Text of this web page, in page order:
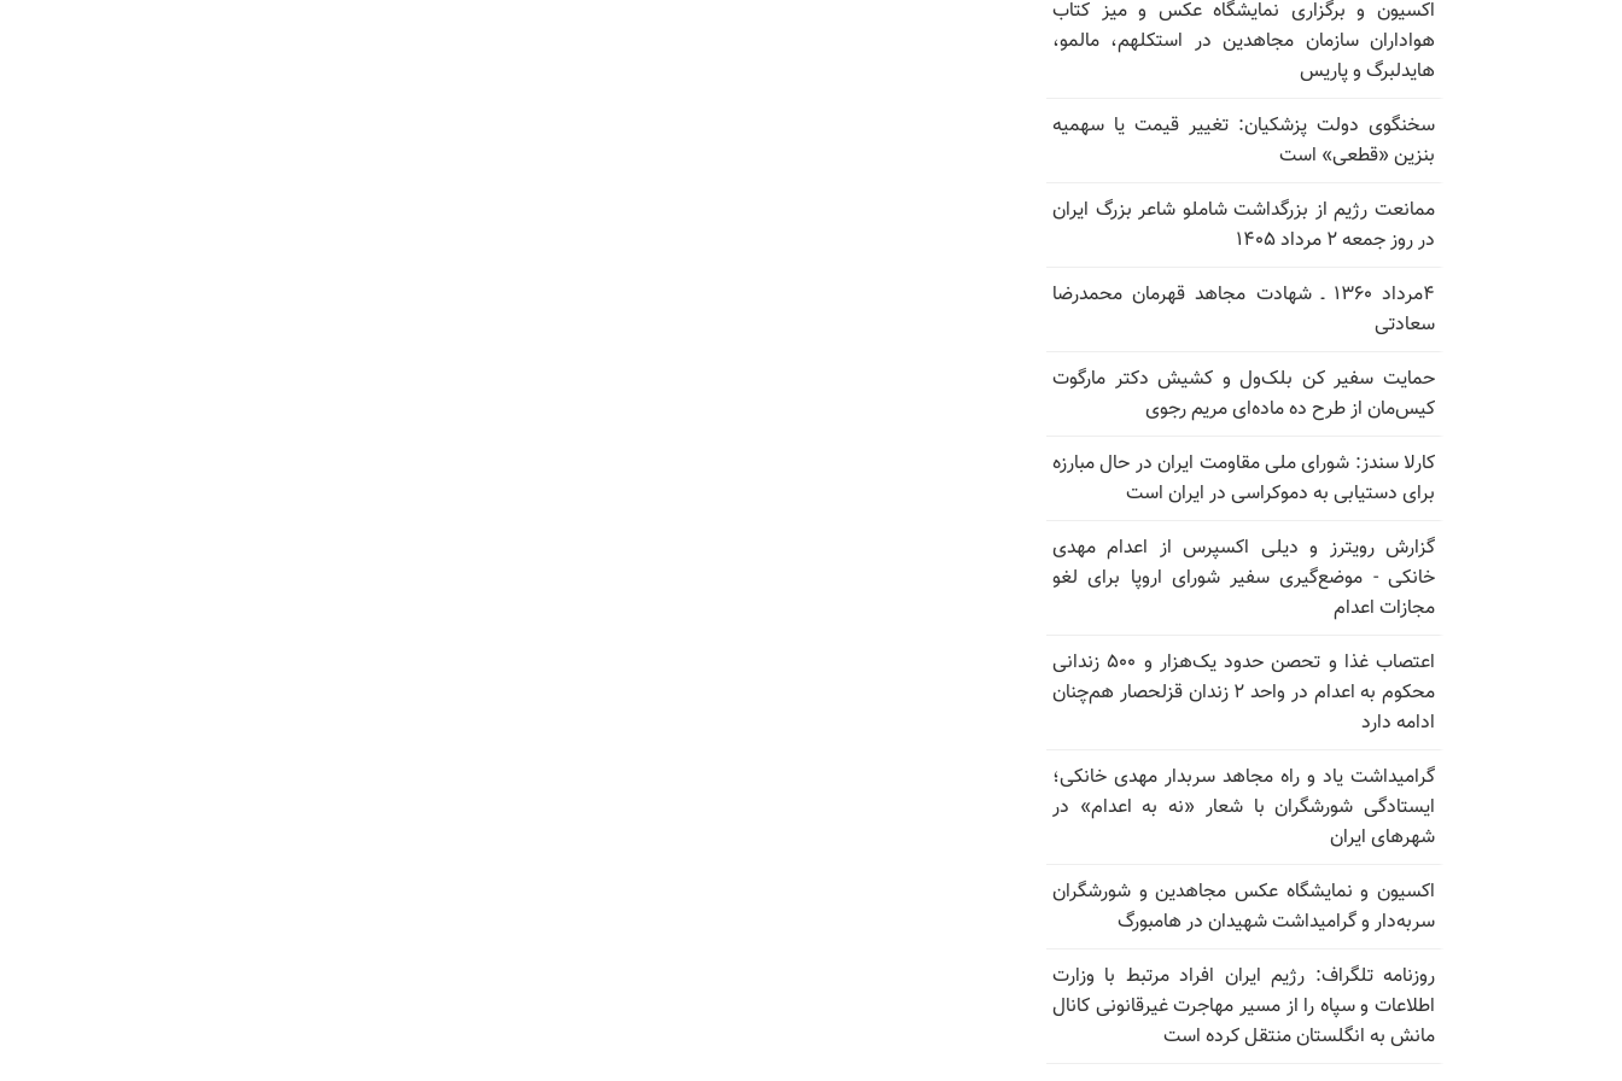
اکسیون و برگزاری نمایشگاه عکس و میز کتاب
هواداران سازمان مجاهدین در استکلهم، مالمو،
هایدلبرگ و پاریس
سخنگوی دولت پزشکیان: تغییر قیمت یا سهمیه
بنزین «قطعی» است
ممانعت رژیم از بزرگداشت شاملو شاعر بزرگ ایران
در روز جمعه ۲ مرداد ۱۴۰۵
۴مرداد ۱۳۶۰ ـ شهادت مجاهد قهرمان محمدرضا
سعادتی
حمایت سفیر کن بلک‌ول و کشیش دکتر مارگوت
کیس‌مان از طرح ده ماده‌ای مریم رجوی
کارلا سندز: شورای ملی مقاومت ایران در حال مبارزه
برای دستیابی به دموکراسی در ایران است
گزارش رویترز و دیلی اکسپرس از اعدام مهدی
خانکی - موضع‌گیری سفیر شورای اروپا برای لغو
مجازات اعدام
اعتصاب غذا و تحصن حدود یک‌هزار و ۵۰۰ زندانی
محکوم به اعدام در واحد ۲ زندان قزلحصار هم‌چنان
ادامه دارد
گرامیداشت یاد و راه مجاهد سربدار مهدی خانکی؛
ایستادگی شورشگران با شعار «نه به اعدام» در
شهرهای ایران
اکسیون و نمایشگاه عکس مجاهدین و شورشگران
سربه‌دار و گرامیداشت شهیدان در هامبورگ
روزنامه تلگراف: رژیم ایران افراد مرتبط با وزارت
اطلاعات و سپاه را از مسیر مهاجرت غیرقانونی کانال
مانش به انگلستان منتقل کرده است